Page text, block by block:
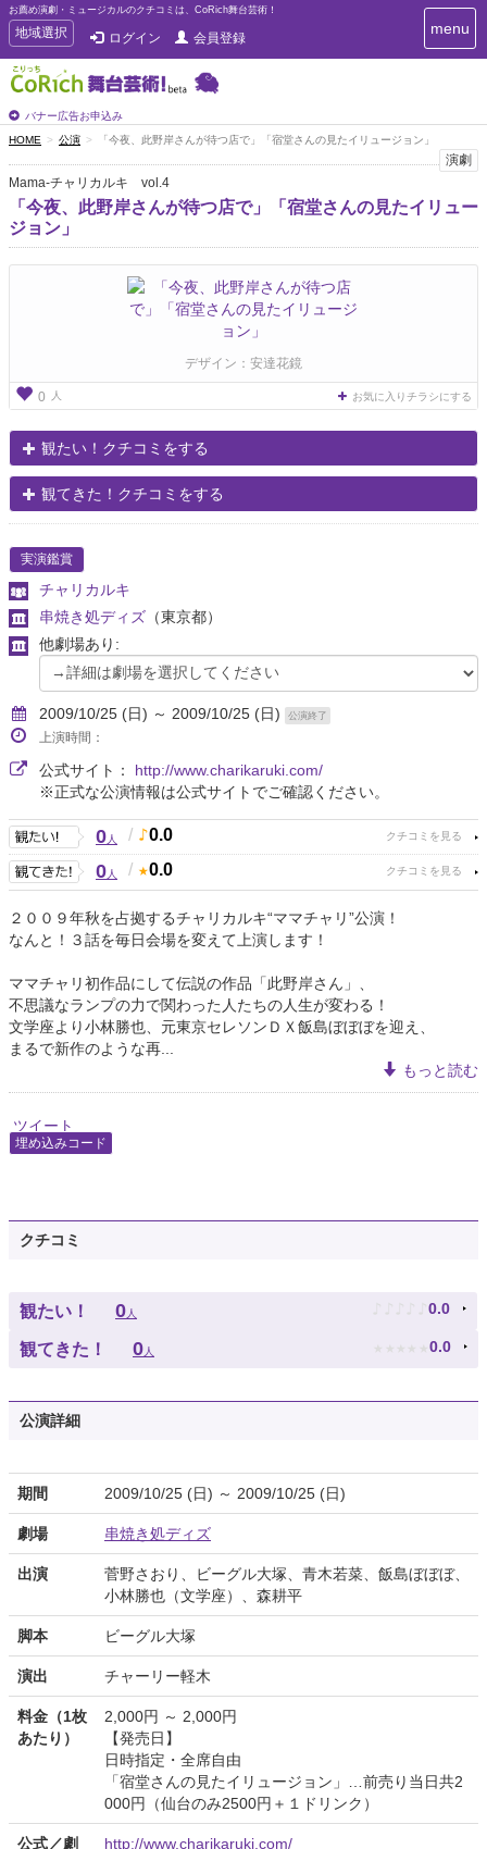
お薦め演劇・ミュージカルのクチコミは、CoRich舞台芸術！
T
o
g
g
e
n
a
v
a
地域選択 ログイン 会員登録
バナー広告お申込み
T
o
v
g
a
menu
HOME 公演 「今夜、此野岸さんが待つ店で」「宿堂さんの見たイリュージョン」
演劇
Mama-チャリカルキ vol.4
「今夜、此野岸さんが待つ店で」「宿堂さんの見たイリュー
ジョン」
デザイン：安達花鏡
0 人 お気に入りチラシにする
観たい！クチコミをする
観てきた！クチコミをする
実演鑑賞
チャリカルキ
串焼き処ディズ （東京都）
他劇場あり:
2009/10/25 (日) ～ 2009/10/25 (日) 公演終了
上演時間：
公式サイト： http://www.charikaruki.com/
※正式な公演情報は公式サイトでご確認ください。
0人 / 0.0
0人 / 0.0
２００９年秋を占拠するチャリカルキ“ママチャリ”公演！
なんと！３話を毎日会場を変えて上演します！
ママチャリ初作品にして伝説の作品「此野岸さん」、
不思議なランプの力で関わった人たちの人生が変わる！
文学座より小林勝也、元東京セレソンＤＸ飯島ぼぼぼを迎え、
まるで新作のような再...
もっと読む
ツイート
埋め込みコード
クチコミ
観たい！ 0人 ♪ ♪ ♪ ♪ ♪ 0.0
観てきた！ 0人 ★ ★ ★ ★ ★ 0.0
公演詳細
期間 2009/10/25 (日) ～ 2009/10/25 (日)
劇場 串焼き処ディズ
出演
菅野さおり、ビーグル大塚、青木若菜、飯島ぼぼぼ、
小林勝也（文学座）、森耕平
脚本 ビーグル大塚
演出 チャーリー軽木
料金（1枚
あたり）
2,000円 ～ 2,000円
【発売日】
日時指定・全席自由
「宿堂さんの見たイリュージョン」…前売り当日共2
000円（仙台のみ2500円＋１ドリンク）
公式／劇
http://www.charikaruki.com/